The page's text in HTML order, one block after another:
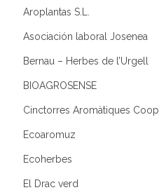
Aroplantas S.L.
Asociación laboral Josenea
Bernau – Herbes de l’Urgell
BIOAGROSENSE
Cinctorres Aromàtiques
Ecoaromuz
Ecoherbes
El Drac verd